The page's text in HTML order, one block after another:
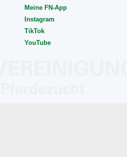
Meine FN-App
Instagram
TikTok
YouTube